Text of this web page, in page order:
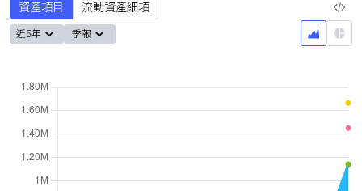
資產項目 流動資產細項
近5年 季報